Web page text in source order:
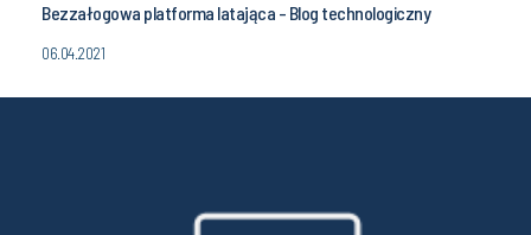
Bezzałogowa platforma latająca - Blog technologiczny
06.04.2021